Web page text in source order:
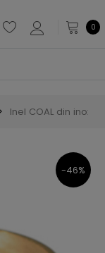
0
Inel COAL din inox,
-46%